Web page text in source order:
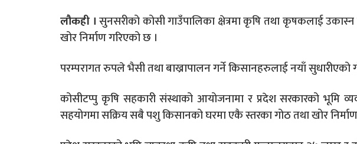
लौकही ।सुनसरीको कोसी गाउँपालिका क्षेत्रमा कृषि तथा कृषकलाई
खोर निर्माण गरिएको छ ।
परम्परागत रुपले भैसी तथा बाख्रापालन गर्ने किसानहरुलाई नयाँ सुधारीएको
कोसीटप्पु कृषि सहकारी संस्थाको आयोजनामा र प्रदेश सरकारको भूमि
सहयोगमा सक्रिय सबै पशु किसानको घरमा एकै स्तरका गोठ तथा खोर